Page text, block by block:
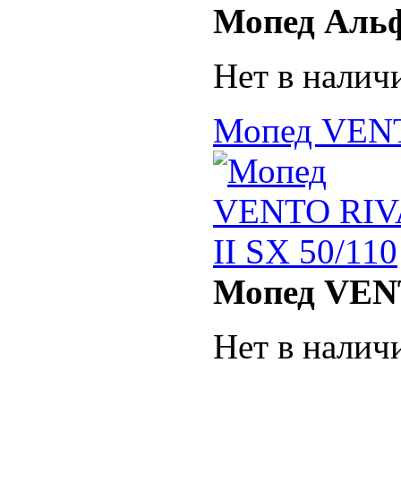
Мопед
Нет в
Мопед
Мопед
Нет в